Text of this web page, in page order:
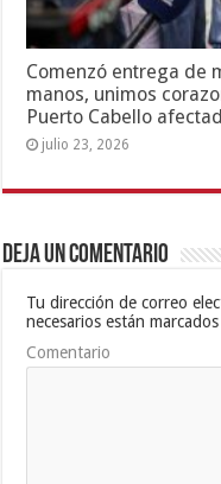
Comenzó entrega de
manos, unimos
Puerto Cabello
julio 23, 2026
Deja un comentario
Tu dirección de correo
necesarios están
Comentario